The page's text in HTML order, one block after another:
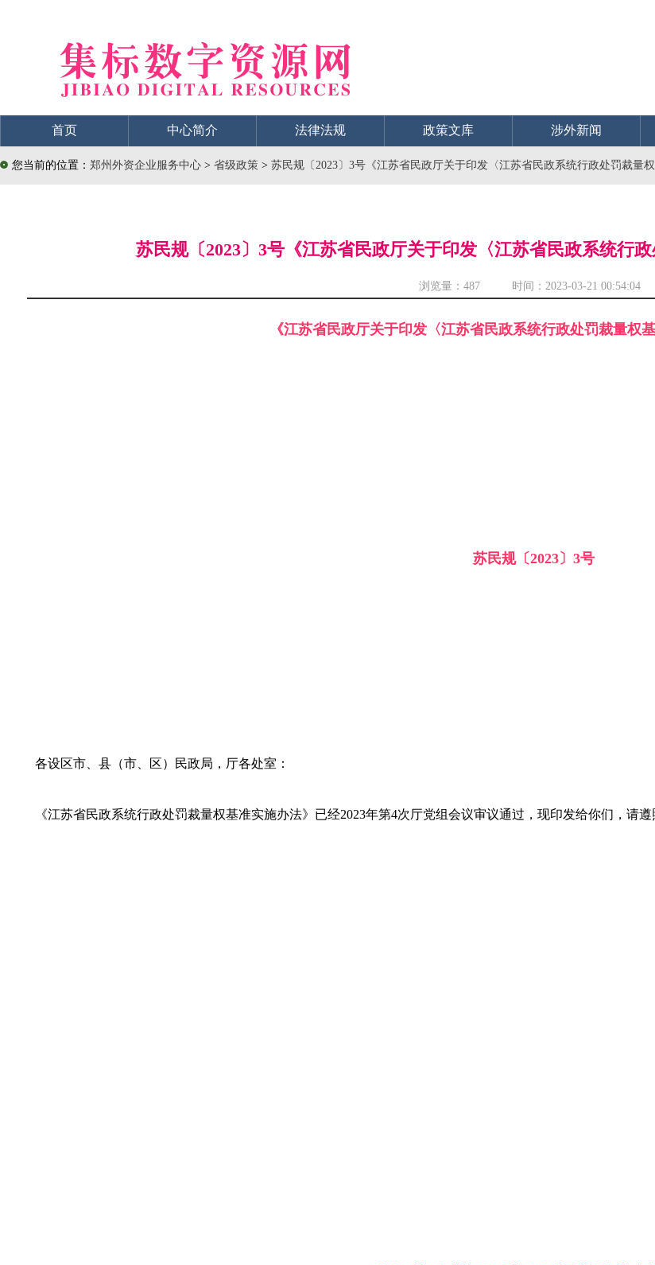
首页 中心简介 法律法规 政策文库 涉外新闻
您当前的位置： 郑州外资企业服务中心 > 省级政策 > 苏民规〔2023〕3号《江苏省民政厅关于印发〈江苏省民政系统行政处罚裁量
苏民规〔2023〕3号《江苏省民政厅关于印发〈江苏省民政系统行
浏览量：487 时间：2023-03-21 00:54:04
《江苏省民政厅关于印发〈江苏省民政系统行政处罚裁量权
苏民规〔2023〕3号
各设区市、县（市、区）民政局，厅各处室：
《江苏省民政系统行政处罚裁量权基准实施办法》已经2023年第4次厅党组会议审议通过，现印发给你们，请遵